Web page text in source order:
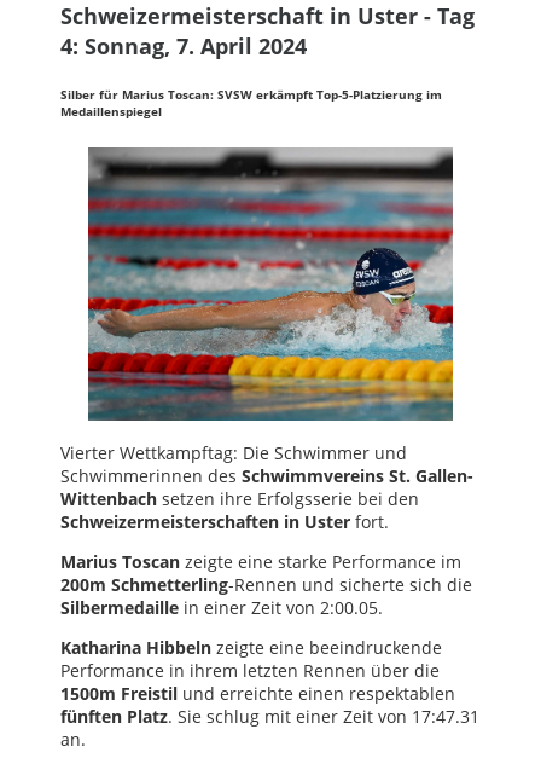
Schweizermeisterschaft in Uster - Tag
4: Sonnag, 7. April 2024
Silber für Marius Toscan: SVSW erkämpft Top-5-Platzierung im
Medaillenspiegel
Vierter Wettkampftag: Die Schwimmer und
Schwimmerinnen des Schwimmvereins St. Gallen-
Wittenbach setzen ihre Erfolgsserie bei den
Schweizermeisterschaften in Uster fort.
Marius Toscan zeigte eine starke Performance im
200m Schmetterling-Rennen und sicherte sich die
Silbermedaille in einer Zeit von 2:00.05.
Katharina Hibbeln zeigte eine beeindruckende
Performance in ihrem letzten Rennen über die
1500m Freistil und erreichte einen respektablen
fünften Platz. Sie schlug mit einer Zeit von 17:47.31
an.